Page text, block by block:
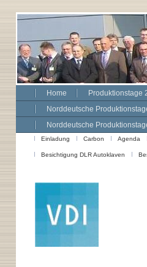
Home Produktionstage
Norddeutsche
Norddeutsche
Einladung Carbon Agenda
Besichtigung DLR Autoklaven